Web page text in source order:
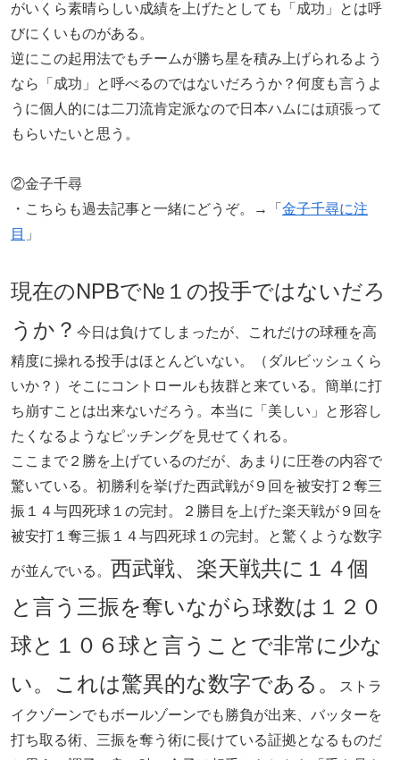
がいくら素晴らしい成績を上げたとしても「成功」とは呼
びにくいものがある。
逆にこの起用法でもチームが勝ち星を積み上げられるよう
なら「成功」と呼べるのではないだろうか？何度も言うよ
うに個人的には二刀流肯定派なので日本ハムには頑張って
もらいたいと思う。
②金子千尋
・こちらも過去記事と一緒にどうぞ。→「 金子千尋に注
目 」
現在のNPBで№１の投手ではないだろ
うか？ 今日は負けてしまったが、これだけの球種を高
精度に操れる投手はほとんどいない。（ダルビッシュくら
いか？）そこにコントロールも抜群と来ている。簡単に打
ち崩すことは出来ないだろう。本当に「美しい」と形容し
たくなるようなピッチングを見せてくれる。
ここまで２勝を上げているのだが、あまりに圧巻の内容で
驚いている。初勝利を挙げた西武戦が９回を被安打２奪三
振１４与四死球１の完封。２勝目を上げた楽天戦が９回を
被安打１奪三振１４与四死球１の完封。と驚くような数字
が並んでいる。 西武戦、楽天戦共に１４個
と言う三振を奪いながら球数は１２０
球と１０６球と言うことで非常に少な
い。これは驚異的な数字である。
ストラ
イクゾーンでもボールゾーンでも勝負が出来、バッターを
打ち取る術、三振を奪う術に長けている証拠となるものだ